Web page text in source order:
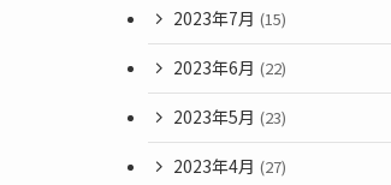
2023年7月 (15)
2023年6月 (22)
2023年5月 (23)
2023年4月 (27)